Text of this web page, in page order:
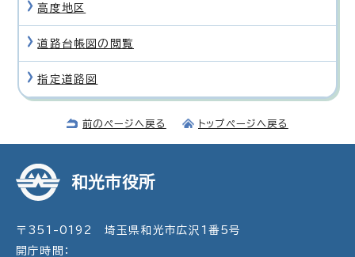
高度地区
道路台帳図の閲覧
指定道路図
前のページへ戻る トップページへ戻る
和光市役所
〒351-0192 埼玉県和光市広沢1番5号
開庁時間：